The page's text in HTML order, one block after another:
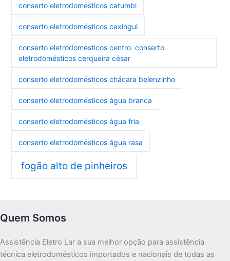
conserto eletrodomésticos catumbi
conserto eletrodomésticos caxingui
conserto eletrodomésticos centro. conserto
eletrodomésticos cerqueira césar
conserto eletrodomésticos chácara belenzinho
conserto eletrodomésticos água branca
conserto eletrodomésticos água fria
conserto eletrodomésticos água rasa
fogão alto de pinheiros
Quem Somos
Assistência Eletro Lar a sua melhor opção para assistência
técnica eletrodomésticos importados e nacionais de todas as